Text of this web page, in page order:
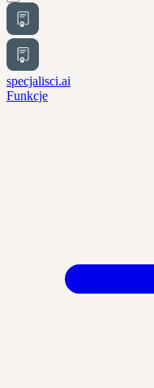
specjalisci.ai
Funkcje